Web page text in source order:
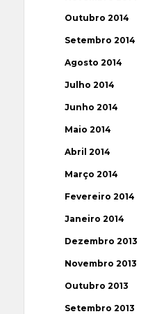
Outubro 2014
Setembro 2014
Agosto 2014
Julho 2014
Junho 2014
Maio 2014
Abril 2014
Março 2014
Fevereiro 2014
Janeiro 2014
Dezembro 2013
Novembro 2013
Outubro 2013
Setembro 2013